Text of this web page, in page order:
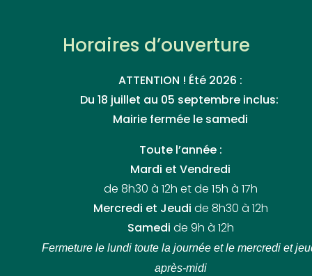
Horaires d’ouverture
ATTENTION ! Été 2026 :
Du 18 juillet au 05 septembre inclus:
Mairie fermée le samedi
Toute l’année :
Mardi et Vendredi
de 8h30 à 12h et de 15h à 17h
Mercredi et Jeudi de 8h30 à 12h
Samedi de 9h à 12h
Fermeture le lundi toute la journée et le mercredi et
après-midi